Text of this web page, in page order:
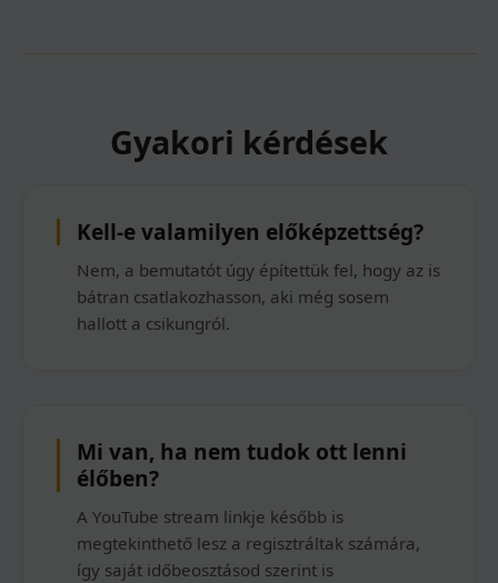
Gyakori kérdések
Kell-e valamilyen előképzettség?
Nem, a bemutatót úgy építettük fel, hogy az is
bátran csatlakozhasson, aki még sosem
hallott a csikungról.
Mi van, ha nem tudok ott lenni
élőben?
A YouTube stream linkje később is
megtekinthető lesz a regisztráltak számára,
így saját időbeosztásod szerint is